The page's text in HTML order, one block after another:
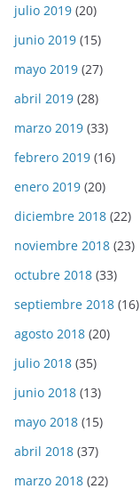
julio 2019 (20)
junio 2019 (15)
mayo 2019 (27)
abril 2019 (28)
marzo 2019 (33)
febrero 2019 (16)
enero 2019 (20)
diciembre 2018 (22)
noviembre 2018 (23)
octubre 2018 (33)
septiembre 2018 (16)
agosto 2018 (20)
julio 2018 (35)
junio 2018 (13)
mayo 2018 (15)
abril 2018 (37)
marzo 2018 (22)